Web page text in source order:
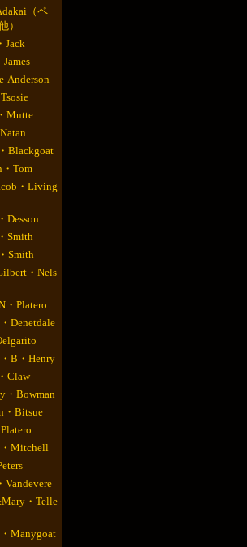
（ペ
）
Jack
Anderson
Mutte
Blackgoat
Tom
・Living
Desson
Smith
Smith
・Nels
・Platero
Denetdale
B・Henry
Claw
Bowman
・Bitsue
Mitchell
・Telle
Manygoat